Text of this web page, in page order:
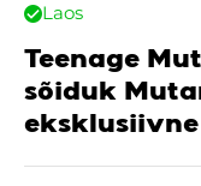
Laos
Teenage
sõiduk
eksklusiivne